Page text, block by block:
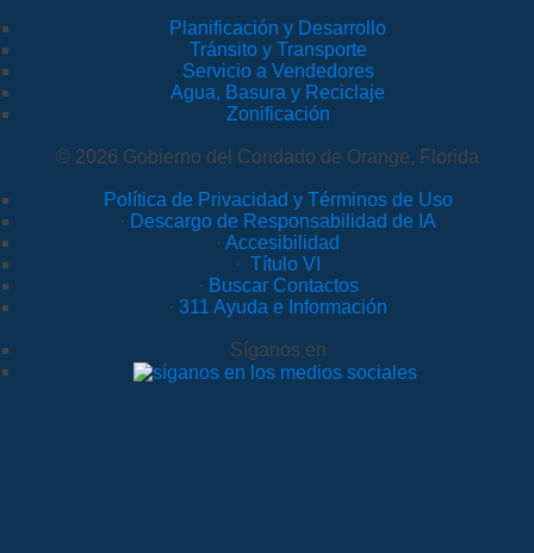
Planificación y Desarrollo
Tránsito y Transporte
Servicio a Vendedores
Agua, Basura y Reciclaje
Zonificación
© 2026 Gobierno del Condado de Orange, Florida
Política de Privacidad y Términos de Uso
· Descargo de Responsabilidad de IA
· Accesibilidad
· Título VI
· Buscar Contactos
· 311 Ayuda e Información
Síganos en